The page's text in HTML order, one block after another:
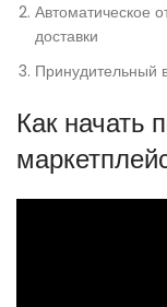
Автоматическое
доставки
Принудительный
Как начать